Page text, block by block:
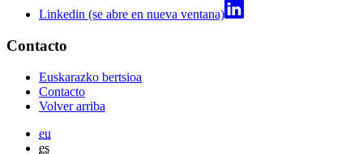
Linkedin (se abre en nueva ventana)
Contacto
Euskarazko bertsioa
Contacto
Volver arriba
eu
es